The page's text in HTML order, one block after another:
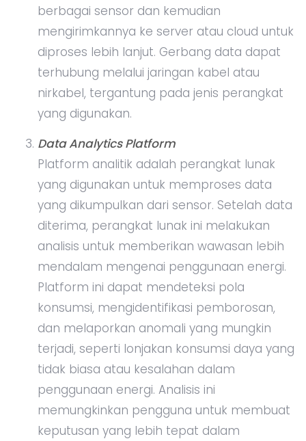
berbagai sensor dan kemudian
mengirimkannya ke server atau cloud untuk
diproses lebih lanjut. Gerbang data dapat
terhubung melalui jaringan kabel atau
nirkabel, tergantung pada jenis perangkat
yang digunakan.
Data Analytics Platform
Platform analitik adalah perangkat lunak
yang digunakan untuk memproses data
yang dikumpulkan dari sensor. Setelah data
diterima, perangkat lunak ini melakukan
analisis untuk memberikan wawasan lebih
mendalam mengenai penggunaan energi.
Platform ini dapat mendeteksi pola
konsumsi, mengidentifikasi pemborosan,
dan melaporkan anomali yang mungkin
terjadi, seperti lonjakan konsumsi daya yang
tidak biasa atau kesalahan dalam
penggunaan energi. Analisis ini
memungkinkan pengguna untuk membuat
keputusan yang lebih tepat dalam